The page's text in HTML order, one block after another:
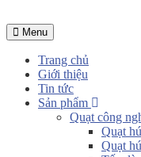
Menu
Trang chủ
Giới thiệu
Tin tức
Sản phẩm
Quạt công
Quạt
Quạt